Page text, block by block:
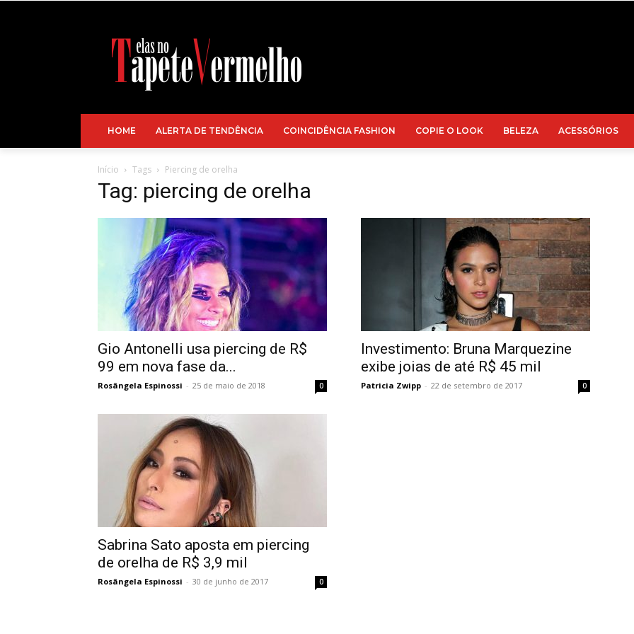
HOME ALERTA DE TENDÊNCIA COINCIDÊNCIA FASHION COPIE O LOOK BELEZA ACESSÓRIOS
Início Tags Piercing de orelha
Tag: piercing de orelha
Gio Antonelli usa piercing de R$
99 em nova fase da...
Rosângela Espinossi - 25 de maio de 2018 0
Investimento: Bruna Marquezine
exibe joias de até R$ 45 mil
Patricia Zwipp - 22 de setembro de 2017 0
Sabrina Sato aposta em piercing
de orelha de R$ 3,9 mil
Rosângela Espinossi - 30 de junho de 2017 0